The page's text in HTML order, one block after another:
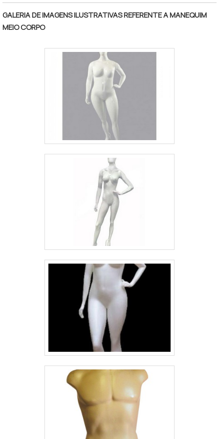
grande variedade no portfólio como
manequins e pedestais para manequins.Isso
se deve ao fato de ser comprometida com
possíveis pelo fato de a empresa possuir
escritório de alta qualidade onde são
realizadas as atividades e amplo catálogo de
produtos. Tudo isso, somado a uma equipe
multidisciplinar de consultores associados e
profissionais com vasta experiência nas
diversas áreas de atuação, onde garantem o
sucesso de cada cliente. Aproveite a visita
para acessar o nosso site e saber mais
sobre a empresa, os serviços e os produtos.
Se preferir, entre em contato com um dos
nossos consultores e solicite um
GALERIA DE IMAGENS ILUSTRATIVAS REFERENTE A MANEQUIM
MEIO CORPO